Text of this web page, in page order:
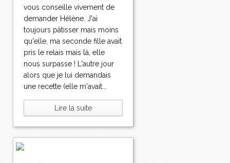
vous conseille vivement de
demander Hélène. J'ai
toujours pâtisser mais moins
qu'elle, ma seconde fille avait
pris le relais mais là, elle
nous surpasse ! L'autre jour
alors que je lui demandais
une recette (elle m'avait...
Lire la suite